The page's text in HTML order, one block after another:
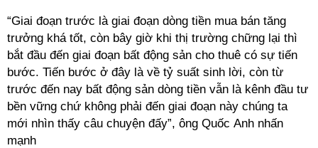
“Giai đoạn trước là giai đoạn dòng tiền mua bán tăng
trưởng khá tốt, còn bây giờ khi thị trường chững lại thì
bắt đầu đến giai đoạn bất động sản cho thuê có sự tiến
bước. Tiến bước ở đây là về tỷ suất sinh lời, còn từ
trước đến nay bất động sản dòng tiền vẫn là kênh đầu tư
bền vững chứ không phải đến giai đoạn này chúng ta
mới nhìn thấy câu chuyện đấy”, ông Quốc Anh nhấn
mạnh